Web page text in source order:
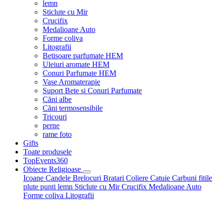
lemn
Sticlute cu Mir
Crucifix
Medalioane Auto
Forme coliva
Litografii
Betisoare parfumate HEM
Uleiuri aromate HEM
Conuri Parfumate HEM
Vase Aromaterapie
Suport Bete si Conuri Parfumate
Căni albe
Căni termosensibile
Tricouri
perne
rame foto
Gifts
Toate produsele
TopEvents360
Obiecte Religioase
Icoane Candele Brelocuri Bratari Coliere Catuie Carbuni fitile
plute punti lemn Sticlute cu MirCrucifix Medalioane Auto
Forme coliva Litografii